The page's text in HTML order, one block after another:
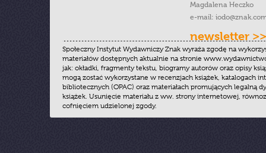
Magdalena Heczko
e-mail:
newsletter >>
Społeczny Instytut Wydawniczy Znak wyraża zgodę na
materiałów dostępnych aktualnie na stronie
jak: okładki, fragmenty tekstu, biogramy autorów oraz opisy
mogą zostać wykorzystane w recenzjach książek, katalogach
bibliotecznych (OPAC) oraz materiałach promujących legalną
książek. Usunięcie materiału z ww. strony internetowej,
cofnięciem udzielonej zgody.